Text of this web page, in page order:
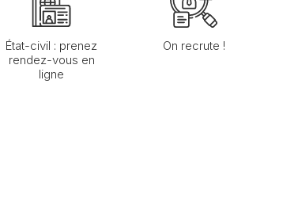
État-civil : prenez
rendez-vous en
ligne
On recrute !